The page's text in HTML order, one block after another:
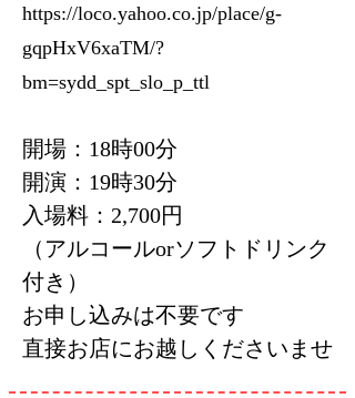
https://loco.yahoo.co.jp/place/g-
gqpHxV6xaTM/?
bm=sydd_spt_slo_p_ttl
開場：18時00分
開演：19時30分
入場料：2,700円
（アルコールorソフトドリンク
付き）
お申し込みは不要です
直接お店にお越しくださいませ